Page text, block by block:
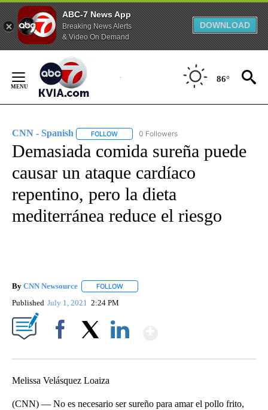
ABC-7 News App
Breaking News Alerts
& Video On Demand
DOWNLOAD
Content
86°
CNN - Spanish FOLLOW FOLLOW "CNN - SPANISH" TO RECEIVE
0 Followers
Demasiada comida sureña puede
causar un ataque cardíaco
repentino, pero la dieta
mediterránea reduce el riesgo
By CNN Newsource FOLLOW
Published July 1, 2021 2:24 PM
Melissa Velásquez Loaiza
(CNN) — No es necesario ser sureño para amar el pollo frito,